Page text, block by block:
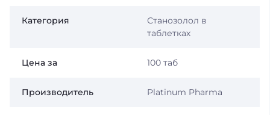
Категория
Станозолол в
таблетках
Цена за 100 таб
Производитель Platinum Pharma